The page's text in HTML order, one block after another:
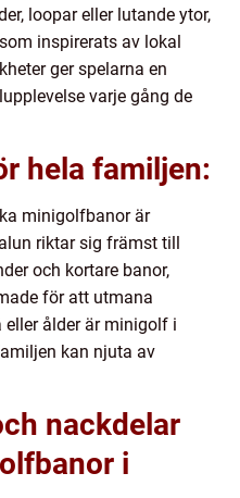
loopar eller lutande ytor,
inspirerats av lokal
ger spelarna en
varje gång de
hela familjen:
minigolfbanor är
riktar sig främst till
och kortare banor,
för att utmana
eller ålder är minigolf i
kan njuta av
nackdelar
i